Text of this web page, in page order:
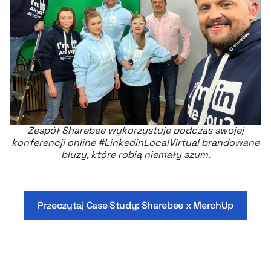
Zespół Sharebee wykorzystuje podczas swojej
konferencji online #LinkedinLocalVirtual brandowane
bluzy, które robią niemały szum.
Przeczytaj Case Study: Sharebee x MerchUp